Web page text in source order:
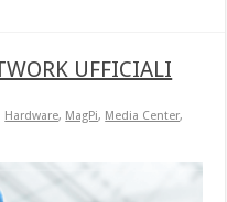
UFFICIALI
Hardware, MagPi, Media Center,